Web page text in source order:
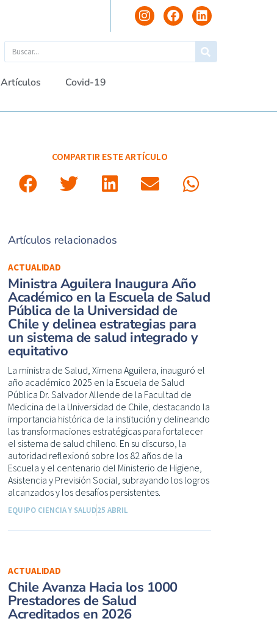
Artículos Covid-19
COMPARTIR ESTE ARTÍCULO
Artículos relacionados
ACTUALIDAD
Ministra Aguilera Inaugura Año
Académico en la Escuela de Salud
Pública de la Universidad de
Chile y delinea estrategias para
un sistema de salud integrado y
equitativo
La ministra de Salud, Ximena Aguilera, inauguró el
año académico 2025 en la Escuela de Salud
Pública Dr. Salvador Allende de la Facultad de
Medicina de la Universidad de Chile, destacando la
importancia histórica de la institución y delineando
las transformaciones estratégicas para fortalecer
el sistema de salud chileno. En su discurso, la
autoridad reflexionó sobre los 82 años de la
Escuela y el centenario del Ministerio de Higiene,
Asistencia y Previsión Social, subrayando los logros
alcanzados y los desafíos persistentes.
EQUIPO CIENCIA Y SALUD25 ABRIL
ACTUALIDAD
Chile Avanza Hacia los 1000
Prestadores de Salud
Acreditados en 2026